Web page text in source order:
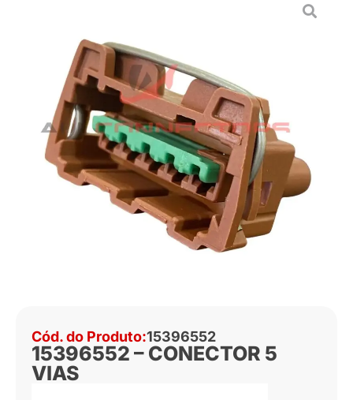
Cód. do Produto:15396552
15396552 – CONECTOR 5
VIAS